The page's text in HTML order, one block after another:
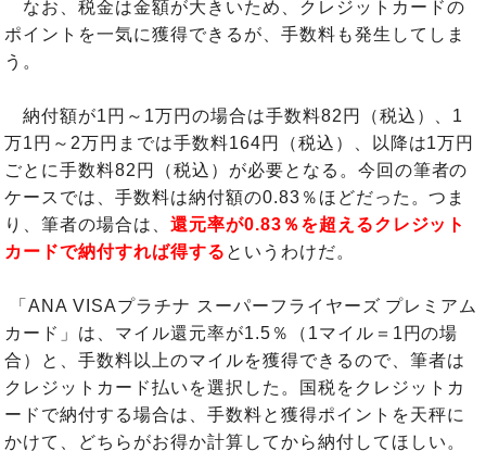
なお、税金は金額が大きいため、クレジットカードの
ポイントを一気に獲得できるが、手数料も発生してしま
う。
納付額が1円～1万円の場合は手数料82円（税込）、1
万1円～2万円までは手数料164円（税込）、以降は1万円
ごとに手数料82円（税込）が必要となる。今回の筆者の
ケースでは、手数料は納付額の0.83％ほどだった。つま
り、筆者の場合は、還元率が0.83％を超えるクレジット
カードで納付すれば得する というわけだ。
「ANA VISAプラチナ スーパーフライヤーズ プレミアム
カード」は、マイル還元率が1.5％（1マイル＝1円の場
合）と、手数料以上のマイルを獲得できるので、筆者は
クレジットカード払いを選択した。国税をクレジットカ
ードで納付する場合は、手数料と獲得ポイントを天秤に
かけて、どちらがお得か計算してから納付してほしい。